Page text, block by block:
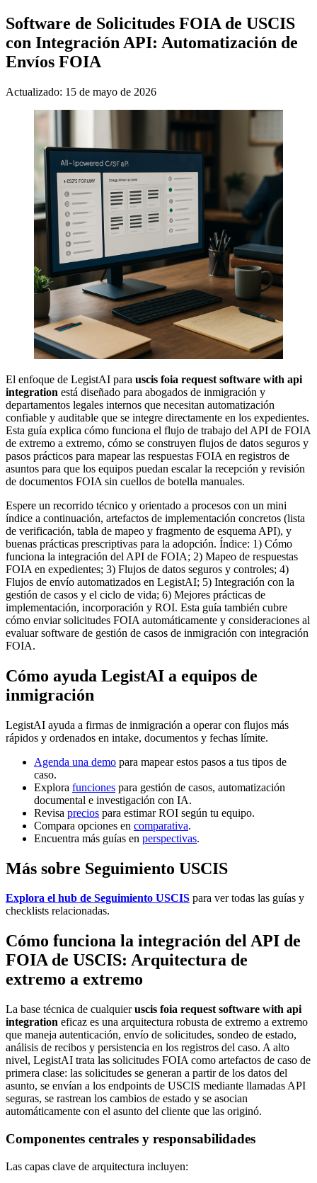
Software de Solicitudes FOIA de USCIS
con Integración API: Automatización de
Envíos FOIA
Actualizado: 15 de mayo de 2026
El enfoque de LegistAI para uscis foia request software with api
integration está diseñado para abogados de inmigración y
departamentos legales internos que necesitan automatización
confiable y auditable que se integre directamente en los expedientes.
Esta guía explica cómo funciona el flujo de trabajo del API de FOIA
de extremo a extremo, cómo se construyen flujos de datos seguros y
pasos prácticos para mapear las respuestas FOIA en registros de
asuntos para que los equipos puedan escalar la recepción y revisión
de documentos FOIA sin cuellos de botella manuales.
Espere un recorrido técnico y orientado a procesos con un mini
índice a continuación, artefactos de implementación concretos (lista
de verificación, tabla de mapeo y fragmento de esquema API), y
buenas prácticas prescriptivas para la adopción. Índice: 1) Cómo
funciona la integración del API de FOIA; 2) Mapeo de respuestas
FOIA en expedientes; 3) Flujos de datos seguros y controles; 4)
Flujos de envío automatizados en LegistAI; 5) Integración con la
gestión de casos y el ciclo de vida; 6) Mejores prácticas de
implementación, incorporación y ROI. Esta guía también cubre
cómo enviar solicitudes FOIA automáticamente y consideraciones al
evaluar software de gestión de casos de inmigración con integración
FOIA.
Cómo ayuda LegistAI a equipos de
inmigración
LegistAI ayuda a firmas de inmigración a operar con flujos más
rápidos y ordenados en intake, documentos y fechas límite.
Agenda una demo para mapear estos pasos a tus tipos de
caso.
Explora funciones para gestión de casos, automatización
documental e investigación con IA.
Revisa precios para estimar ROI según tu equipo.
Compara opciones en comparativa.
Encuentra más guías en perspectivas.
Más sobre Seguimiento USCIS
Explora el hub de Seguimiento USCIS para ver todas las guías y
checklists relacionadas.
Cómo funciona la integración del API de
FOIA de USCIS: Arquitectura de
extremo a extremo
La base técnica de cualquieruscis foia request software with api
integration eficaz es una arquitectura robusta de extremo a extremo
que maneja autenticación, envío de solicitudes, sondeo de estado,
análisis de recibos y persistencia en los registros del caso. A alto
nivel, LegistAI trata las solicitudes FOIA como artefactos de caso de
primera clase: las solicitudes se generan a partir de los datos del
asunto, se envían a los endpoints de USCIS mediante llamadas API
seguras, se rastrean los cambios de estado y se asocian
automáticamente con el asunto del cliente que las originó.
Componentes centrales y responsabilidades
Las capas clave de arquitectura incluyen: